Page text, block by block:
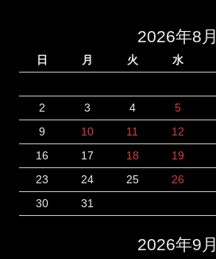
2026年8月
日 月 火 水
2
3 4 5
9
10 11 12
16
17 18 19
23
24 25 26
30
31
2026年9月